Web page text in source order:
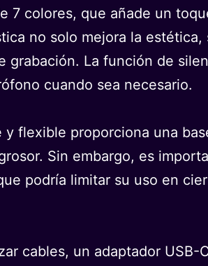
7 colores, que añade un
no solo mejora la estética,
grabación. La función de
cuando sea necesario.
flexible proporciona una
Sin embargo, es
podría limitar su uso en
cables, un adaptador USB-